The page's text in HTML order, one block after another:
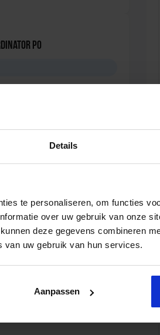
Details
te personaliseren, om functies
over uw gebruik van onze
deze gegevens combineren
uw gebruik van hun services.
Aanpassen
PO
Begeleider